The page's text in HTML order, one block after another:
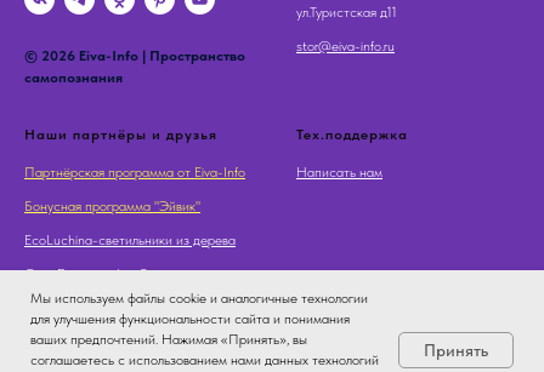
© 2026 Eiva-Info | Пространство
самопознания
ул.Туристская д11
stor@eiva-info.ru
Наши партнёры и друзья
Партнёрская программа от Eiva-Info
Бонусная программа "Эйвик"
EcoLuchina-светильники из дерева
Суть Дерева - Арт Галерея
Тех.поддержка
Написать нам
Мы используем файлы cookie и аналогичные технологии
для улучшения функциональности сайта и понимания
ваших предпочтений. Нажимая «Принять», вы
соглашаетесь с использованием нами данных технологий
Принять